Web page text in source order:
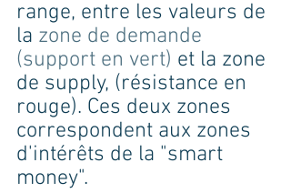
range, entre les valeurs de
la zone de demande
(support en vert) et la zone
de supply, (résistance en
rouge). Ces deux zones
correspondent aux zones
d'intérêts de la "smart
money".